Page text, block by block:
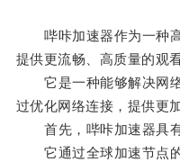
哔咔加速器作为一种高
提供更流畅、高质量的观
它是一种能够解决网络
过优化网络连接，提供更
首先，哔咔加速器具有
它通过全球加速节点的